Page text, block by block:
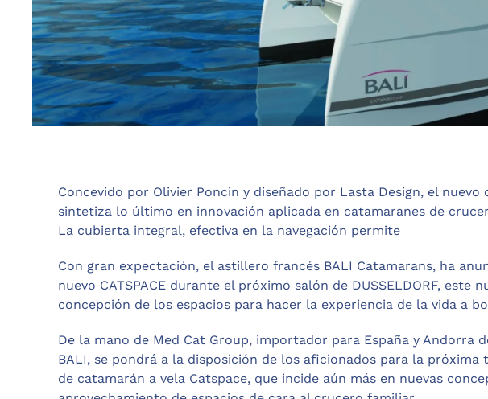
Concevido por Olivier Poncin y diseñado por Lasta Design, el nuevo
sintetiza lo último en innovación aplicada en catamaranes de
La cubierta integral, efectiva en la navegación permite
Con gran expectación, el astillero francés BALI Catamarans, ha
nuevo CATSPACE durante el próximo salón de DUSSELDORF, este
concepción de los espacios para hacer la experiencia de la vida a
De la mano de Med Cat Group, importador para España y Andorra
BALI, se pondrá a la disposición de los aficionados para la próxima
de catamarán a vela Catspace, que incide aún más en nuevas